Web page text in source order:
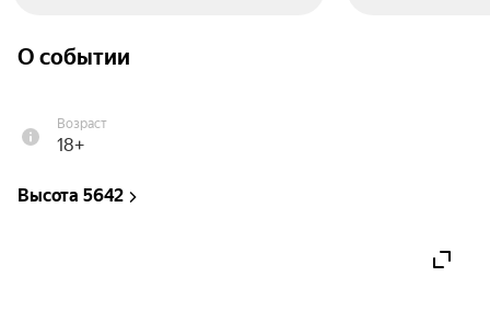
О событии
Возраст
18+
Высота 5642